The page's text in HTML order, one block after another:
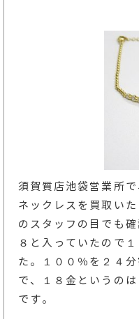
須賀質店池袋営業所
ネックレスを買取い
のスタッフの目でも
８と入っていたので
た。１００％を２４
で、１８金というの
です。